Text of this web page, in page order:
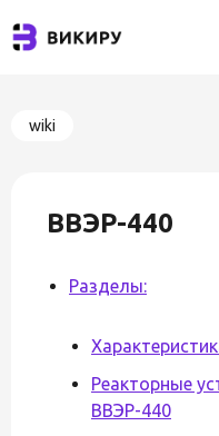
wiki
ВВЭР-440
Разделы:
Реакторные
ВВЭР-440